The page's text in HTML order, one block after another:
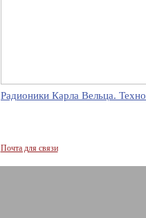
Радионики Карла Вельца.
Почта для связи